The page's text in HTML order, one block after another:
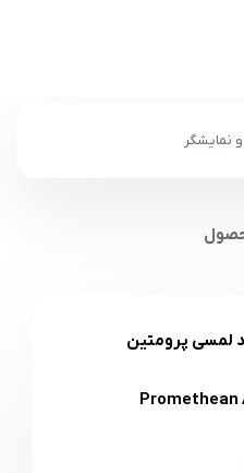
و نمایشگر
لمسی پرومتین
Promethean